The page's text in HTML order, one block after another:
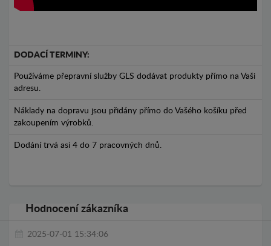
DODACÍ TERMINY:
Používáme přepravní služby GLS dodávat produkty přímo na Vaši
adresu.
Náklady na dopravu jsou přidány přímo do Vašého košíku před
zakoupením výrobků.
Dodání trvá asi 4 do 7 pracovných dnů.
Hodnocení zákazníka
2025-07-01 15:34:06